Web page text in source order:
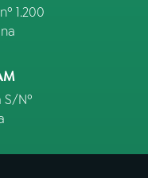
1.200
S/Nº